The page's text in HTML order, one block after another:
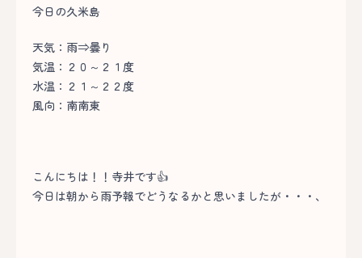
今日の久米島
天気：雨⇒曇り
気温：２０～２１度
水温：２１～２２度
風向：南南東
こんにちは！！寺井です👍
今日は朝から雨予報でどうなるかと思いましたが・・・、